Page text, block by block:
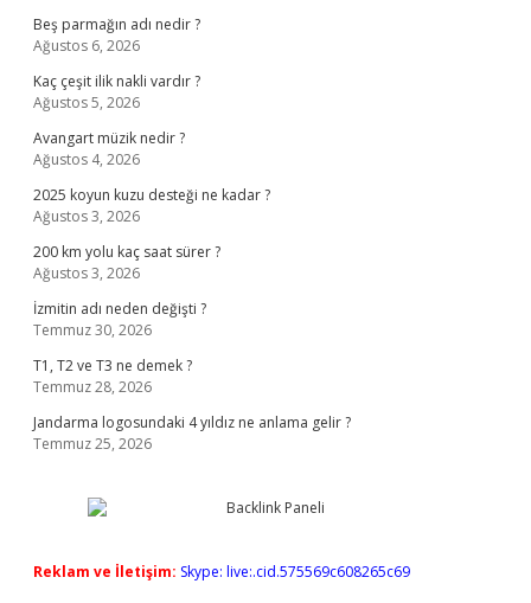
Beş parmağın adı nedir ?
Ağustos 6, 2026
Kaç çeşit ilik nakli vardır ?
Ağustos 5, 2026
Avangart müzik nedir ?
Ağustos 4, 2026
2025 koyun kuzu desteği ne kadar ?
Ağustos 3, 2026
200 km yolu kaç saat sürer ?
Ağustos 3, 2026
İzmitin adı neden değişti ?
Temmuz 30, 2026
T1, T2 ve T3 ne demek ?
Temmuz 28, 2026
Jandarma logosundaki 4 yıldız ne anlama gelir ?
Temmuz 25, 2026
Reklam ve İletişim: Skype: live:.cid.575569c608265c69